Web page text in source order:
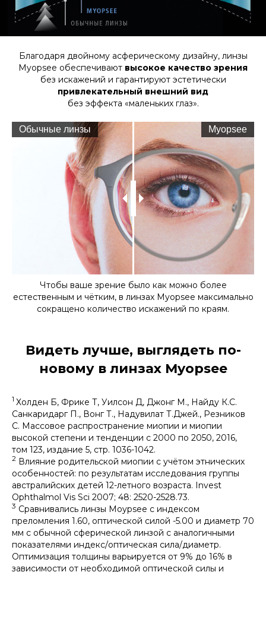
Благодаря двойному асферическому дизайну, линзы
Myopsee обеспечивают высокое качество зрения
без искажений и гарантируют эстетически
привлекательный внешний вид
без эффекта «маленьких глаз».
Обычные линзы Myopsee
Чтобы ваше зрение было как можно более
естественным и чётким, в линзах Myopsee максимально
сокращено количество искажений по краям.
Видеть лучше, выглядеть по-
новому в линзах Myopsee
1 Холден Б, Фрике Т, Уилсон Д, Джонг М., Найду К.С.
Санкаридарг П., Вонг Т., Надувилат Т.Джей., Резников
С. Массовое распространение миопии и миопии
высокой степени и тенденции c 2000 по 2050, 2016,
том 123, издание 5, стр. 1036-1042.
2 Влияние родительской миопии с учётом этнических
особенностей: по результатам исследования группы
австралийских детей 12-летного возраста. Invest
Ophthalmol Vis Sci 2007; 48: 2520-2528.73.
3 Сравнивались линзы Moypsee с индексом
преломления 1.60, оптической силой -5.00 и диаметр 70
мм с обычной сферической линзой с аналогичными
показателями индекс/оптическая сила/диаметр.
Оптимизация толщины варьируется от 9% до 16% в
зависимости от необходимой оптической силы и